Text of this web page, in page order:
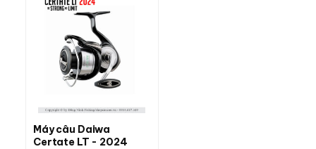
Máy câu Daiwa
Certate LT - 2024